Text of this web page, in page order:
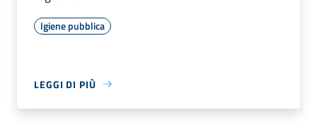
Igiene pubblica
LEGGI DI PIÙ